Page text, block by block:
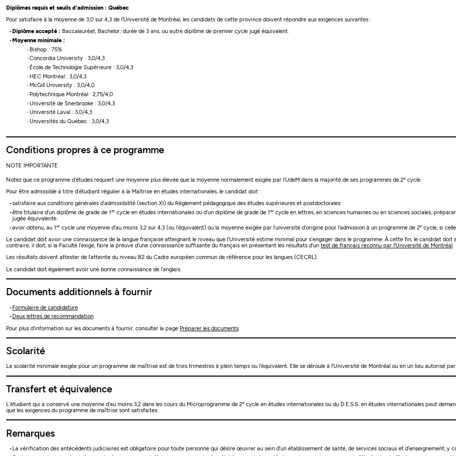
Diplômes requis et seuils d’admission : Québec
Pour satisfaire à la moyenne de 3,0 sur 4,3 de l’Université de Montréal, les candidats de cette province doivent répondre aux exigences suivantes :
Diplôme accepté : Baccalauréat, Bachelor; durée de 3 ans, ou autre diplôme de premier cycle jugé équivalent.
Moyenne minimale :
Bishop : 75%
Concordia University : 3,0/4,3
École de Technologie Supérieure : 3,0/4,3
HEC Montréal : 3,0/4,3
McGill University : 3,0/4,0
Polytechnique Montréal : 2,75/4,0
Université de Sherbrooke : 3,0/4,3
Université Laval : 3,0/4,3
Universités du Québec : 3,0/4,3
Conditions propres à ce programme
NOTE IMPORTANTE
Notez que ce programme d’études requiert une moyenne plus élevée que la moyenne normalement exigée par l’UdeM dans la majorité de ses programmes de 2e cycle.
Pour être admissible à titre d’étudiant régulier à la Maîtrise en études internationales, le candidat doit :
satisfaire aux conditions générales d’admissibilité (section XI) du Règlement pédagogique des études supérieures et postdoctorales
être titulaire d’un diplôme de grade de 1ercycle en études internationales ou d’un diplôme de grade de 1ercycle en lettres, en sciences humaines ou en sciences sociales,
jugée équivalente.
avoir obtenu, au 1ercycle une moyenne d’au moins 3,2 sur 4,3 (ou l’équivalent) ou la moyenne exigée par l’université d’origine pour l’admission à un programme de 2ecycle, si
Le candidat doit avoir une connaissance de la langue française atteignant le niveau que l’Université estime minimal pour s’engager dans le programme. À cette fin, le candidat
contraire, il doit, si la Faculté l’exige, faire la preuve d’une connaissance suffisante du français en présentant les résultats d’untest de français reconnu par l'Université de Montréal.
Les résultats doivent attester de l’atteinte du niveau B2 du Cadre européen commun de référence pour les langues (CECRL).
Le candidat doit également avoir une bonne connaissance de l’anglais.
Documents additionnels à fournir
Formulaire de candidature
Deux lettres de recommandation
Pour plus d'information sur les documents à fournir, consulter la page Préparer les documents
Scolarité
La scolarité minimale exigée pour un programme de maîtrise est de trois trimestres à plein temps ou l’équivalent. Elle se déroule à l’Université de Montréal ou en un lieu autorisé
Transfert et équivalence
L’étudiant qui a conservé une moyenne d’au moins 3,2 dans les cours du Microprogramme de 2e cycle en études internationales ou du D.E.S.S. en études internationales peut
que les exigences du programme de maîtrise sont satisfaites.
Remarques
La vérification des antécédents judiciaires est obligatoire pour toute personne qui désire œuvrer au sein d’un établissement de santé, de services sociaux et d’enseignement, y